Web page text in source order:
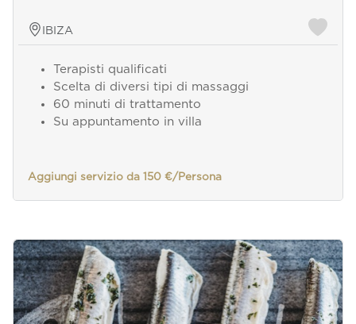
IBIZA
Terapisti qualificati
Scelta di diversi tipi di massaggi
60 minuti di trattamento
Su appuntamento in villa
Aggiungi servizio da 150 €/Persona